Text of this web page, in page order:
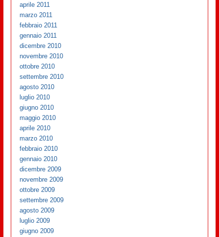
aprile 2011
marzo 2011
febbraio 2011
gennaio 2011
dicembre 2010
novembre 2010
ottobre 2010
settembre 2010
agosto 2010
luglio 2010
giugno 2010
maggio 2010
aprile 2010
marzo 2010
febbraio 2010
gennaio 2010
dicembre 2009
novembre 2009
ottobre 2009
settembre 2009
agosto 2009
luglio 2009
giugno 2009